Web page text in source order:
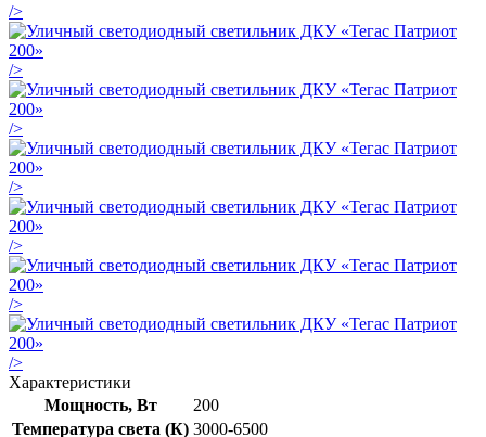
/>
/>
/>
/>
/>
/>
/>
Характеристики
Мощность, Вт
200
Температура света (К) 3000-6500